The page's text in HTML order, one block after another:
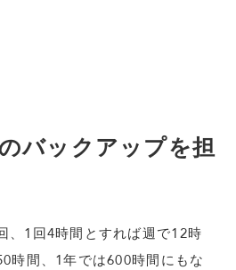
バックアップを担
、1回4時間とすれば週で12時
時間、1年では600時間にもな